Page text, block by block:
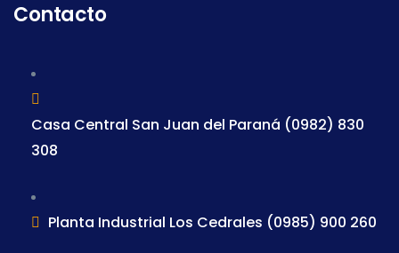
Contacto
Casa Central San Juan del Paraná (0982) 830
308
Planta Industrial Los Cedrales (0985) 900 260